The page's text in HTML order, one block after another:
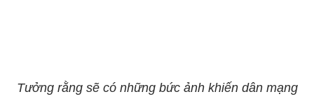
Tưởng rằng sẽ có những bức ảnh khiến dân mạng